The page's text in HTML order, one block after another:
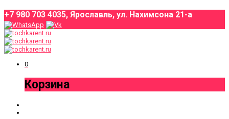
+7 980 703 4035, Ярославль, ул. Нахимсона 21-а
0
Корзина